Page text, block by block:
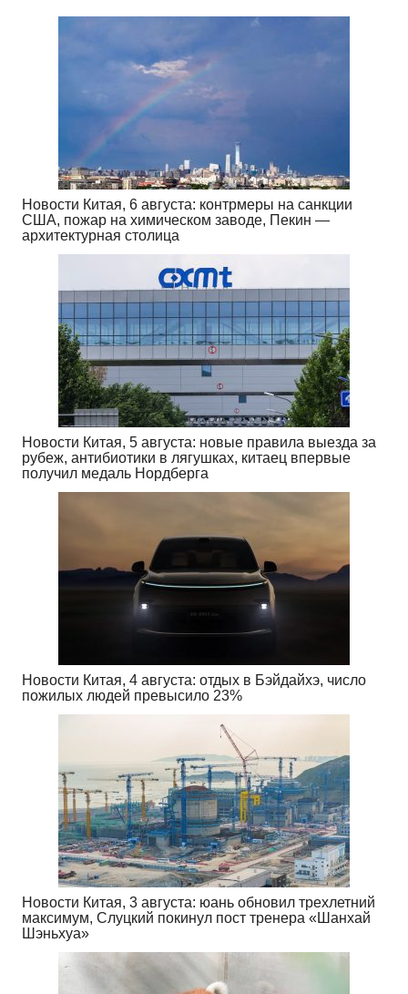
Новости Китая, 6 августа: контрмеры на санкции
США, пожар на химическом заводе, Пекин —
архитектурная столица
Новости Китая, 5 августа: новые правила выезда за
рубеж, антибиотики в лягушках, китаец впервые
получил медаль Нордберга
Новости Китая, 4 августа: отдых в Бэйдайхэ, число
пожилых людей превысило 23%
Новости Китая, 3 августа: юань обновил трехлетний
максимум, Слуцкий покинул пост тренера «Шанхай
Шэньхуа»